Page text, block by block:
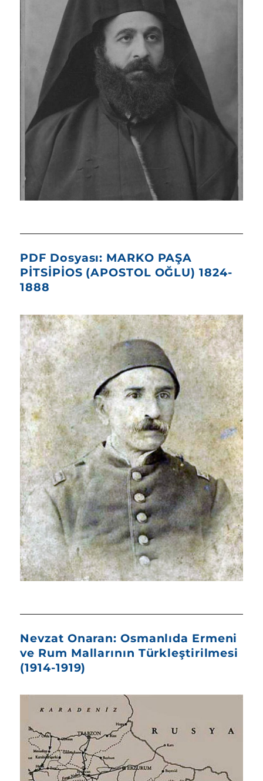
PDF Dosyası: MARKO PAŞA
PİTSİPİOS (APOSTOL OĞLU) 1824-
1888
Nevzat Onaran: Osmanlıda Ermeni
ve Rum Mallarının Türkleştirilmesi
(1914-1919)